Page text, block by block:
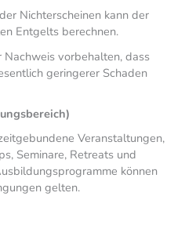
Nichterscheinen kann der
Entgelts berechnen.
vorbehalten, dass
geringerer Schaden
Veranstaltungen,
Seminare, Retreats und
können
gelten.